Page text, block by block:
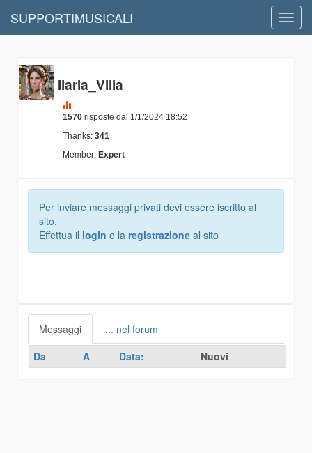
SUPPORTIMUSICALI
Ilaria_Villa
1570 risposte dal 1/1/2024 18:52
Thanks: 341
Member: Expert
Per inviare messaggi privati devi essere iscritto al
sito.
Effettua il login o la registrazione al sito
Messaggi
... nel forum
Da
A Data: Nuovi